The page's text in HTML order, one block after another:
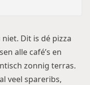
Dit is dé pizza
alle café’s en
zonnig terras.
veel spareribs,